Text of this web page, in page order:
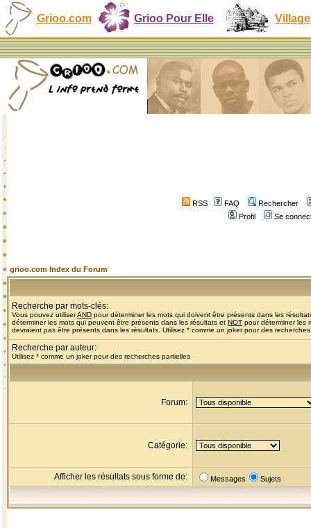
Grioo.com Grioo Pour Elle Village
RSS FAQ
Rechercher
Profil
Se
grioo.com Index du Forum
Recherche par mots-clés:
Vous pouvez utiliserAND pour déterminer les mots qui doivent être présents dans les
déterminer les mots qui peuvent être présents dans les résultats et NOT pour déterminer les
devraient pas être présents dans les résultats. Utilisez * comme un joker pour des
Recherche par auteur:
Utilisez * comme un joker pour des recherches partielles
Forum:
Catégorie:
Afficher les résultats sous forme de: Messages Sujets